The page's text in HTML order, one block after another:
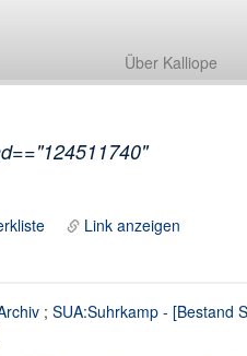
Über Kalliope
Link anzeigen
; SUA:Suhrkamp - [Bestand